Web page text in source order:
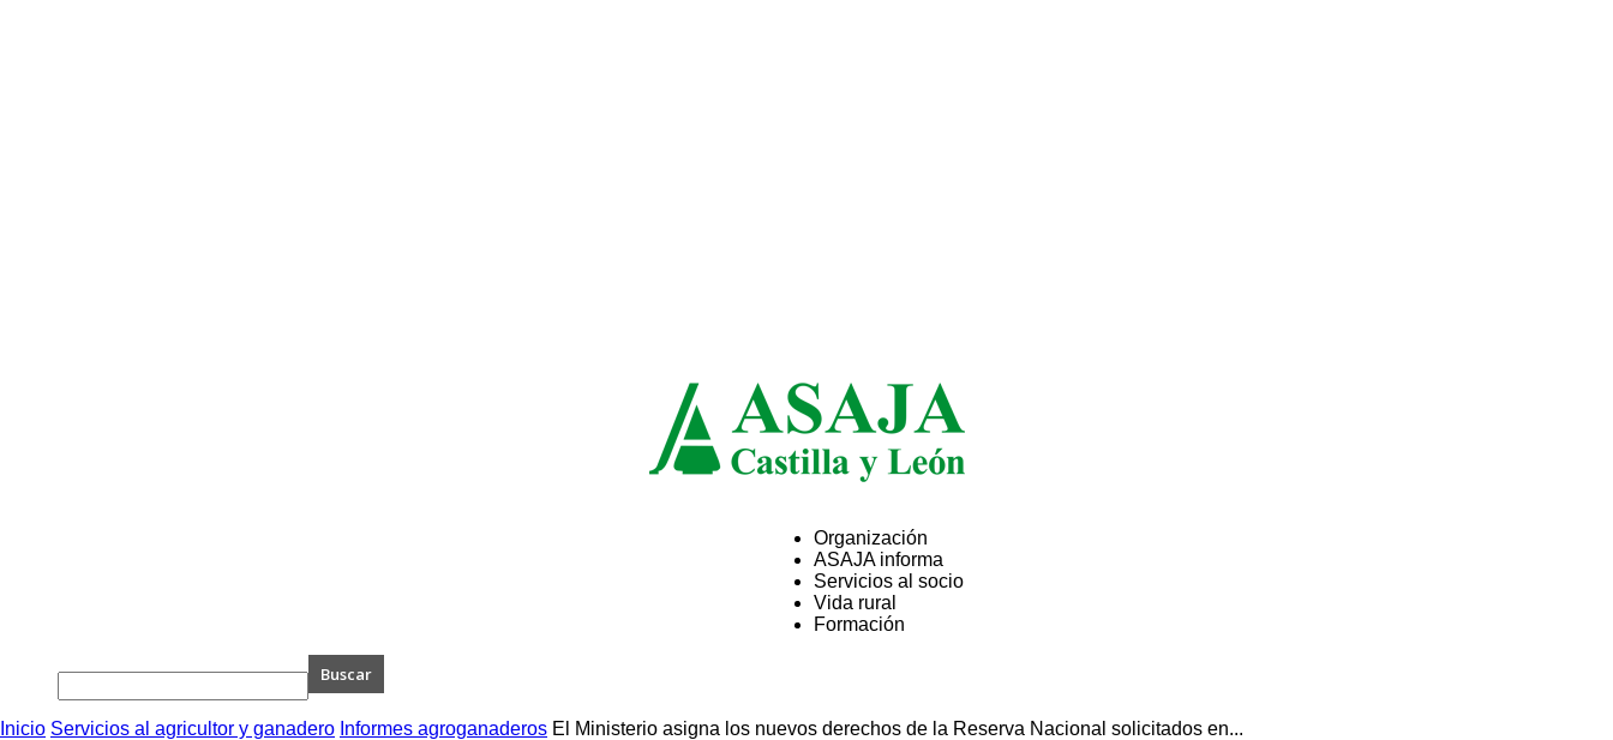
ASAJA
Castilla
Organización
ASAJA informa
Servicios al socio
Vida rural
Formación
Inicio Servicios al agricultor y ganadero Informes agroganaderos El Ministerio asigna los nuevos derechos de la Reserva Nacional solicitados en...